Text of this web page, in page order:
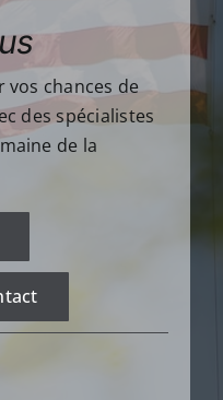
chances de
des spécialistes
de la